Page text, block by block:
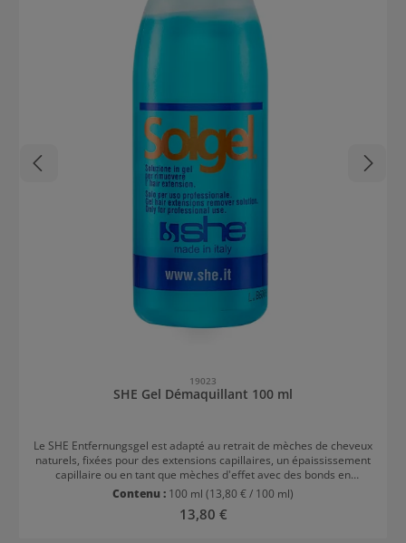
19023
SHE Gel Démaquillant 100 ml
Le SHE Entfernungsgel est adapté au retrait de mèches de cheveux
naturels, fixées pour des extensions capillaires, un épaississement
capillaire ou en tant que mèches d'effet avec des bonds en
kératine dans les cheveux. Comment fonctionne le retrait des
kératine devient cassante et les points de fixation s'assouplissent.
Contenu : 100 ml (13,80 € / 100 ml)
Prix régulier :
13,80 €